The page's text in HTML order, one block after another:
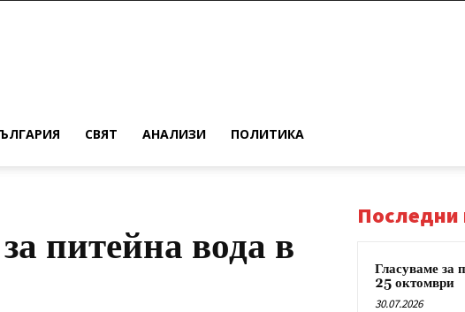
СВЯТ АНАЛИЗИ ПОЛИТИКА
питейна вода в
Последни
Гласуваме за
25 октомври
30.07.2026